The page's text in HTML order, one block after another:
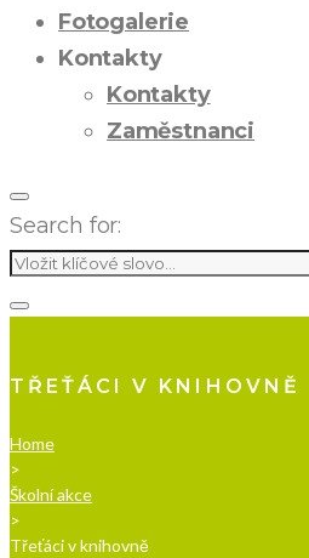
Fotogalerie
Kontakty
Kontakty
Zaměstnanci
Search for:
TŘEŤÁCI V KNIHOVNĚ
Home
>
Školní akce
>
Třeťáci v knihovně